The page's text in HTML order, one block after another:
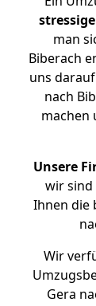
stressige
man
Biberach
uns
nach
machen
Unsere
wir sind
Ihnen die
Wir
Gera